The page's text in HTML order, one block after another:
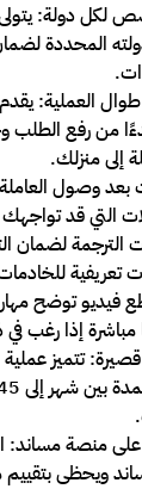
دولة:
المحددة
العملية:
من رفع الطلب
إلى منزلك.
وصول
التي قد
لضمان
تعريفية
فيديو توضح
مباشرة إذا رغب
تتميز عملية
منصة مساند:
ويحظى